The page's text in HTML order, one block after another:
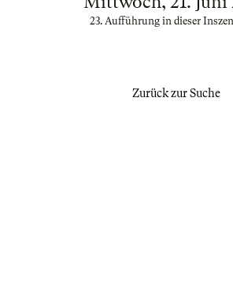
23. Aufführung in dieser
Zurück zur Suche